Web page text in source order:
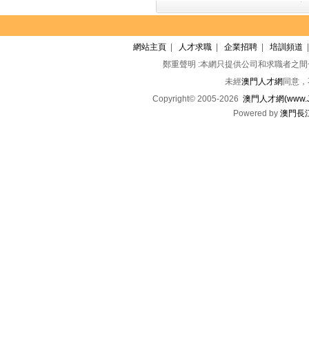
網站主頁 人才求職 企業招聘 培訓頻道
鄭重聲明 :本網只提供公司和求職者之
未經澳門人才網 同意
Copyright© 2005-2026 澳門人才網
Powered by 澳門長